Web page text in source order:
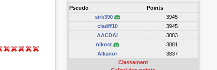
Pseudo
Points
sirk390
3945
cladff10
3945
AACDAI
3883
nikost
3881
Alkanor
3837
Classement